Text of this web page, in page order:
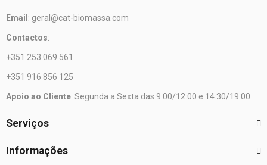
Email : geral@cat-biomassa.com
Contactos:
+351 253 069 561
+351 916 856 125
Apoio ao Cliente: Segunda a Sexta das 9:00/12:00 e 14:30/19:00
Serviços
Informações